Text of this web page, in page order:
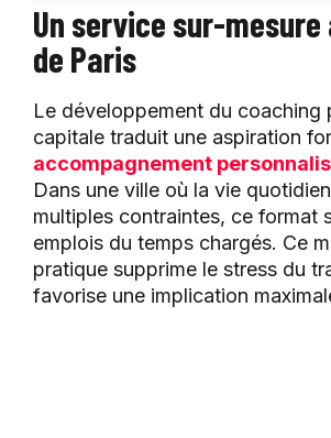
Un service sur-
de Paris
Le développement du coaching
capitale traduit une aspiration
accompagnement
Dans une ville où la vie
multiples contraintes, ce format
emplois du temps chargés. Ce
pratique supprime le stress du
favorise une implication